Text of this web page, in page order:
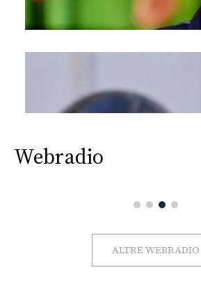
Webradio
ALTRE WEBRADIO